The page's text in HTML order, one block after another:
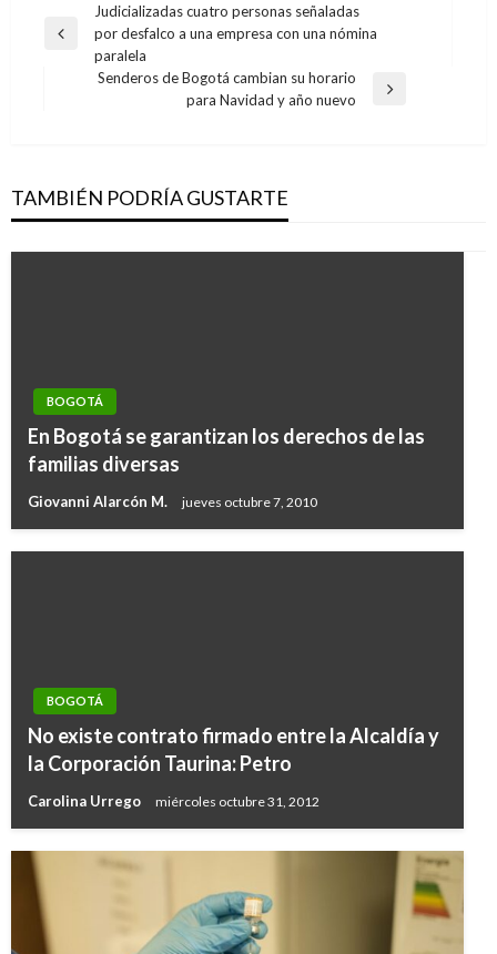
Navegación
de
entradas
Entrada
anterior
Judicializadas cuatro personas señaladas
por desfalco a una empresa con una nómina
paralela
Senderos de Bogotá cambian su horario
para Navidad y año nuevo
TAMBIÉN PODRÍA GUSTARTE
BOGOTÁ
En Bogotá se garantizan los derechos de las
familias diversas
Giovanni Alarcón M. jueves octubre 7, 2010
BOGOTÁ
No existe contrato firmado entre la Alcaldía y
la Corporación Taurina: Petro
Carolina Urrego miércoles octubre 31, 2012